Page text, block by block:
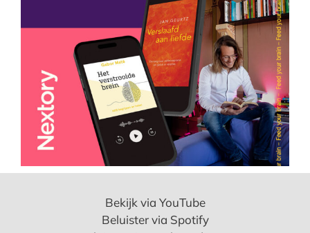
Bekijk via YouTube
Beluister via Spotify